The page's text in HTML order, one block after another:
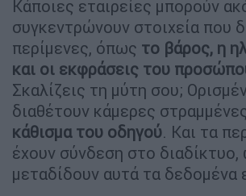
Κάποιες εταιρείες μπορούν
συγκεντρώνουν στοιχεία που
περίμενες, όπως το βάρος, η
και οι εκφράσεις του
Σκαλίζεις τη μύτη σου;
διαθέτουν κάμερες
κάθισμα του οδηγού. Και τα
έχουν σύνδεση στο
μεταδίδουν αυτά τα δεδομένα